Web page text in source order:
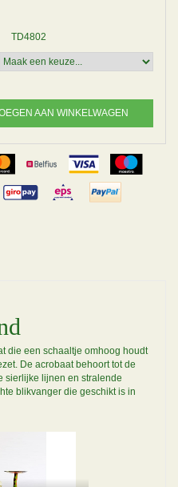
TD4802
AAN WINKELWAGEN
die een schaaltje omhoog houdt
De acrobaat behoort tot de
sierlijke lijnen en stralende
blikvanger die geschikt is in